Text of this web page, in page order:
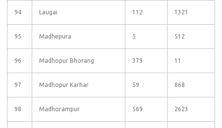
94 Laugai 112 1321
95 Madhepura 5 512
96 Madhopur Bhorang 379 11
97 Madhopur Karhar 59 868
98 Madhorampur 569 2623